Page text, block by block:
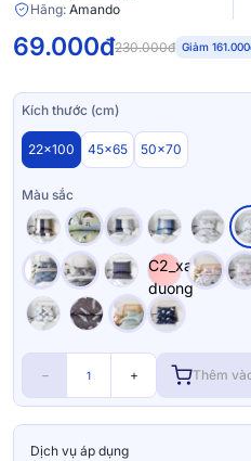
Hãng: Amando
69.000đ230.000đ Giảm
Kích thước (cm)
22x100 45x65 50x70
Màu sắc
C2_xanh-
duong
− + Thêm
Dịch vụ áp dụng